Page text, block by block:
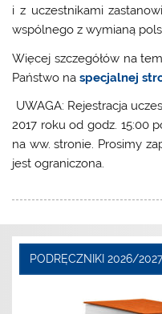
i z uczestnikami
wspólnego z wymianą
Więcej szczegółów na
Państwo naspecjalnej
UWAGA: Rejestracja
2017 roku od godz. 15:00
na ww. stronie. Prosimy
jest ograniczona.
PODRĘCZNIKI 2026/2027